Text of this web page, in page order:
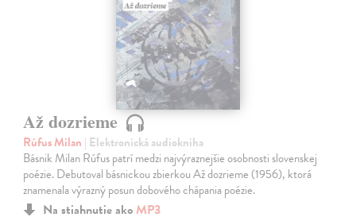
Až dozrieme
Rúfus Milan | Elektronická audiokniha
Básnik Milan Rúfus patrí medzi najvýraznejšie osobnosti slovenskej
poézie. Debutoval básnickou zbierkou Až dozrieme (1956), ktorá
znamenala výrazný posun dobového chápania poézie.
Na stiahnutie ako MP3